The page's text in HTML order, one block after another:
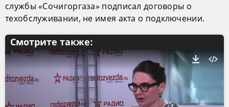
службы «Сочигоргаза» подписал договоры о
техобслуживании, не имея акта о подключении.
Смотрите также: